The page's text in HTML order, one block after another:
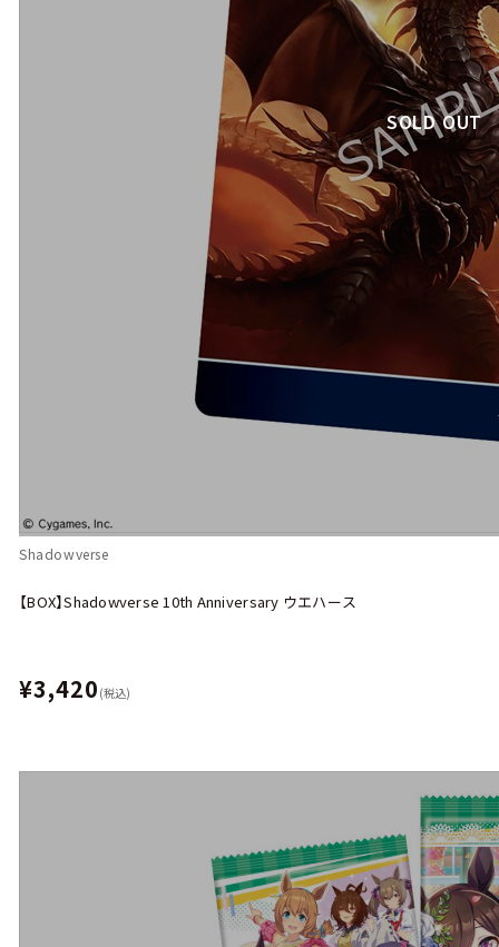
SOLD OUT
Shadowverse
【BOX】Shadowverse 10th Anniversary ウエハース
¥3,420 (税込)